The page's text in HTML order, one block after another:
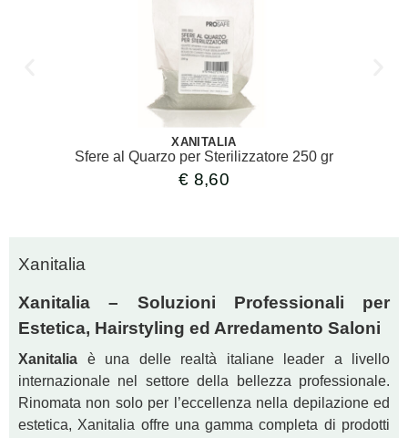
XANITALIA
Sfere al Quarzo per Sterilizzatore 250 gr
€ 8,60
Xanitalia
Xanitalia – Soluzioni Professionali per
Estetica, Hairstyling ed Arredamento Saloni
Xanitalia è una delle realtà italiane leader a livello
internazionale nel settore della bellezza professionale.
Rinomata non solo per l’eccellenza nella depilazione ed
estetica, Xanitalia offre una gamma completa di prodotti